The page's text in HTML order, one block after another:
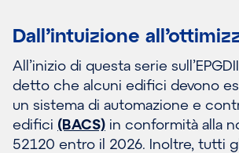
Dall’intuizione
All’inizio di questa serie
detto che alcuni edifici devono
un sistema di automazione e
edifici (BACS) in conformità alla
52120 entro il 2026. Inoltre, tutti